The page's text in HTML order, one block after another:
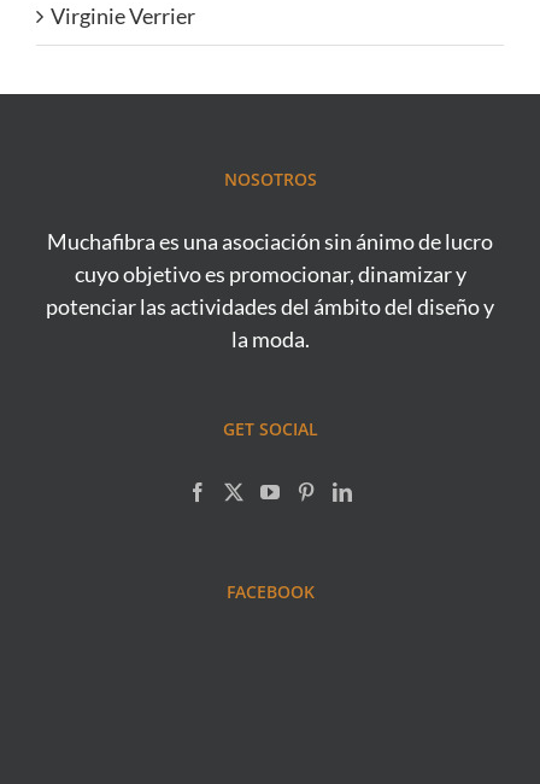
Virginie Verrier
NOSOTROS
Muchafibra es una asociación sin ánimo de lucro
cuyo objetivo es promocionar, dinamizar y
potenciar las actividades del ámbito del diseño y
la moda.
GET SOCIAL
FACEBOOK